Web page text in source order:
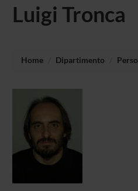
Luigi Tronca
Home Dipartimento